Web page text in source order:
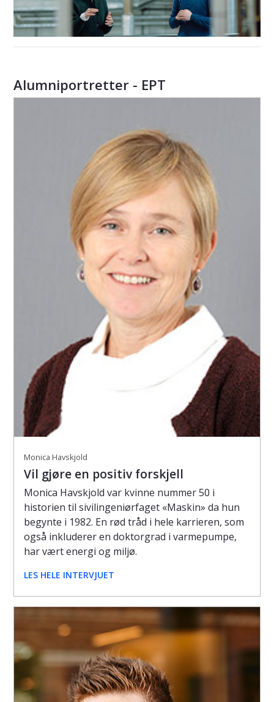
Alumniportretter - EPT
Monica Havskjold
Vil gjøre en positiv forskjell
Monica Havskjold var kvinne nummer 50 i
historien til sivilingeniørfaget «Maskin» da hun
begynte i 1982. En rød tråd i hele karrieren, som
også inkluderer en doktorgrad i varmepumpe,
har vært energi og miljø.
LES HELE INTERVJUET